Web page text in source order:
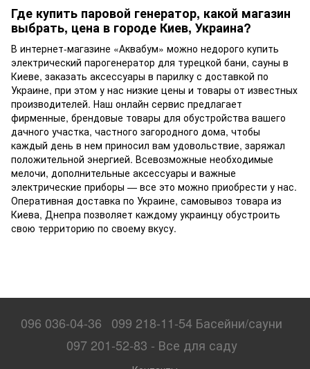
Где купить паровой генератор, какой магазин
выбрать, цена в городе Киев, Украина?
В интернет-магазине «Аквабум» можно недорого купить
электрический парогенератор для турецкой бани, сауны в
Киеве, заказать аксессуары в парилку с доставкой по
Украине, при этом у нас низкие цены и товары от известных
производителей. Наш онлайн сервис предлагает
фирменные, брендовые товары для обустройства вашего
дачного участка, частного загородного дома, чтобы
каждый день в нем приносил вам удовольствие, заряжал
положительной энергией. Всевозможные необходимые
мелочи, дополнительные аксессуары и важные
электрические приборы — все это можно приобрести у нас.
Оперативная доставка по Украине, самовывоз товара из
Киева, Днепра позволяет каждому украинцу обустроить
свою территорию по своему вкусу.
096 036-04-36
099 218-11-54 Басейни/сауни
097 201-52-83 - Все для саду